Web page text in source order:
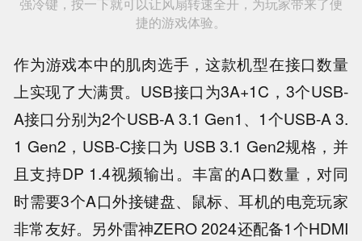
捷的游戏体验。
作为游戏本中的肌肉选手，这款机型在接口数量
上实现了大满贯。USB接口为3A+1C，3个USB-
A接口分别为2个USB-A 3.1 Gen1、1个USB-A 3.
1 Gen2，USB-C接口为 USB 3.1 Gen2规格，并
且支持DP 1.4视频输出。丰富的A口数量，对同
时需要3个A口外接键盘、鼠标、耳机的电竞玩家
非常友好。另外雷神ZERO 2024还配备1个HDMI